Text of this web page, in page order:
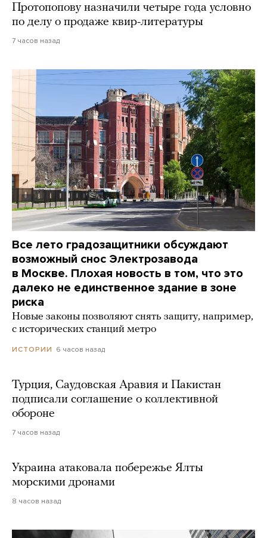
Протопопову назначили четыре года условно
по делу о продаже квир-литературы
7 часов назад
Все лето градозащитники обсуждают
возможный снос Электрозавода
в Москве. Плохая новость в том, что это
далеко не единственное здание в зоне
риска
Новые законы позволяют снять защиту, например,
с исторических станций метро
ИСТОРИИ 6 часов назад
Турция, Саудовская Аравия и Пакистан
подписали соглашение о коллективной
обороне
7 часов назад
Украина атаковала побережье Ялты
морскими дронами
8 часов назад